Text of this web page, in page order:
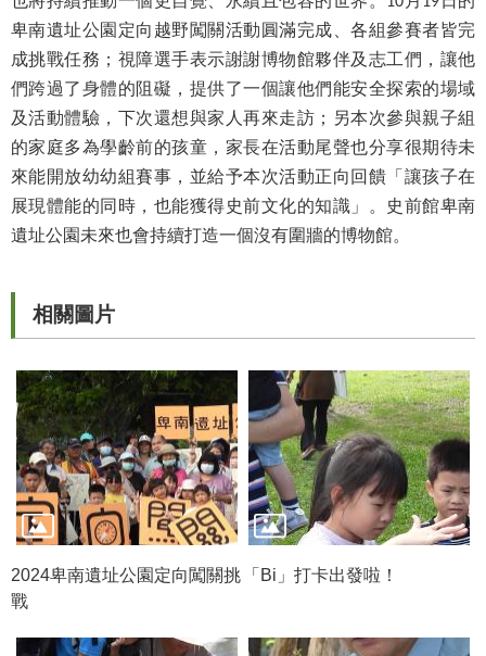
開
放
宣
告
隱
私
權
保
策
訊
安
全
宣
告
為
服
務
卑南遺址公園定向越野闖關活動圓滿完成、各組參賽者皆完
成挑戰任務；視障選手表示謝謝博物館夥伴及志工們，讓他
們跨過了身體的阻礙，提供了一個讓他們能安全探索的場域
及活動體驗，下次還想與家人再來走訪；另本次參與親子組
的家庭多為學齡前的孩童，家長在活動尾聲也分享很期待未
來能開放幼幼組賽事，並給予本次活動正向回饋「讓孩子在
展現體能的同時，也能獲得史前文化的知識」。史前館卑南
遺址公園未來也會持續打造一個沒有圍牆的博物館。
相關圖片
2024卑南遺址公園定向闖關挑
戰
「Bi」打卡出發啦！